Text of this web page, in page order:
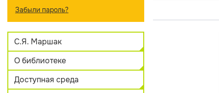
Забыли пароль?
С.Я. Маршак
О библиотеке
Доступная среда